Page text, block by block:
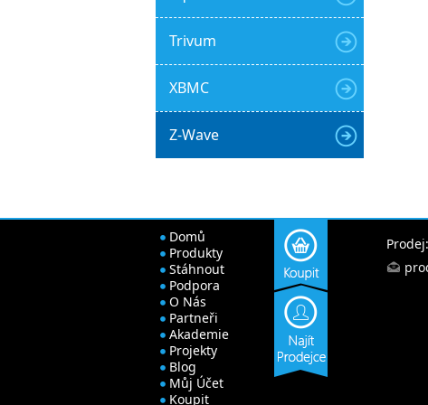
Trivum
XBMC
Z-Wave
Domů
Produkty
Stáhnout
Podpora
O Nás
Partneři
Akademie
Projekty
Blog
Můj Účet
Koupit
Prodej: